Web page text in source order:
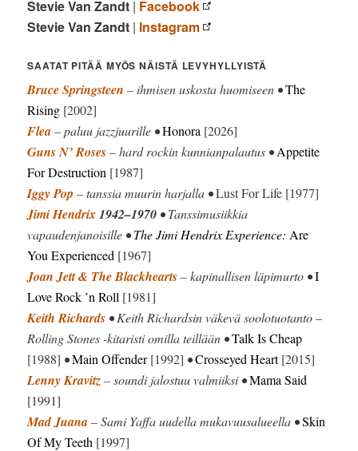
Stevie Van Zandt | Facebook
Stevie Van Zandt | Instagram
SAATAT PITÄÄ MYÖS NÄISTÄ LEVYHYLLYISTÄ
Bruce Springsteen – ihmisen uskosta huomiseen •The
Rising [2002]
Flea– paluu jazzjuurille •Honora [2026]
Guns N’ Roses– hard rockin kunnianpalautus •Appetite
For Destruction [1987]
Iggy Pop – tanssia muurin harjalla •Lust For Life [1977]
Jimi Hendrix1942–1970 • Tanssimusiikkia
vapaudenjanoisille •The Jimi Hendrix Experience: Are
You Experienced [1967]
Joan Jett & The Blackhearts– kapinallisen läpimurto •I
Love Rock ’n Roll [1981]
Keith Richards • Keith Richardsin väkevä soolotuotanto –
Rolling Stones -kitaristi omilla teillään •Talk Is Cheap
[1988] •Main Offender[1992] •Crosseyed Heart[2015]
Lenny Kravitz– soundi jalostuu valmiiksi •Mama Said
[1991]
Mad Juana– Sami Yaffa uudella mukavuusalueella •Skin
Of My Teeth [1997]